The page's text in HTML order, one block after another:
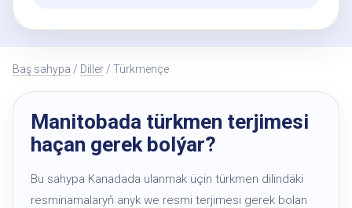
Baş sahypa / Diller / Türkmençe
Manitobada türkmen terjimesi
haçan gerek bolýar?
Bu sahypa Kanadada ulanmak üçin türkmen dilindäki
resminamalaryň anyk we resmi terjimesi gerek bolan